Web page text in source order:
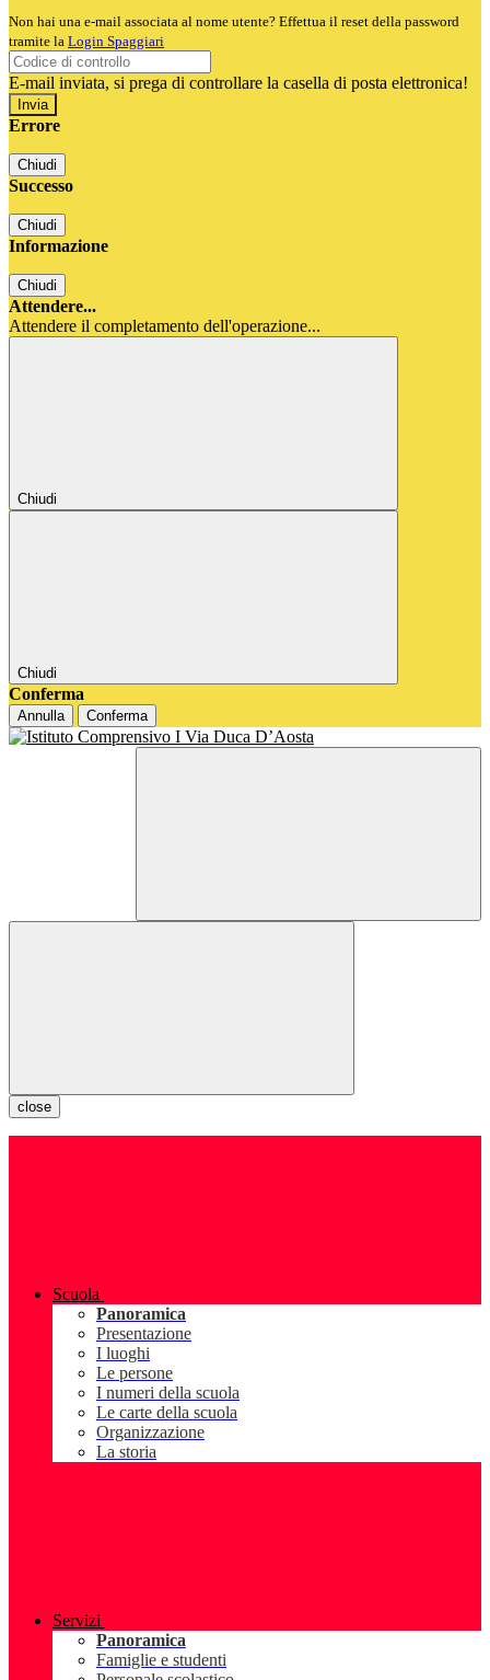
Non hai una e-mail associata al nome utente? Effettua il reset della password
tramite la Login Spaggiari
E-mail inviata, si prega di controllare la casella di posta elettronica!
Errore
Chiudi
Successo
Chiudi
Informazione
Chiudi
Attendere...
Attendere il completamento dell'operazione...
Chiudi
Chiudi
Conferma
Annulla Conferma
close
Scuola
Panoramica
Presentazione
I luoghi
Le persone
I numeri della scuola
Le carte della scuola
Organizzazione
La storia
Servizi
Panoramica
Famiglie e studenti